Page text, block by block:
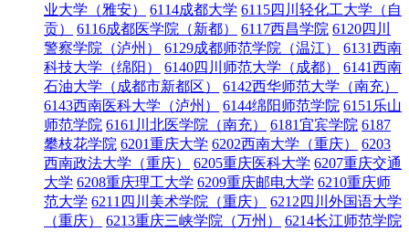
业大学（雅安）
6114成都大学 6115四川轻化工大学（自
贡）
6116成都医学院（新都） 6117西昌学院 6120四川
警察学院（泸州）
6129成都师范学院（温江）
6131西南
科技大学（绵阳）
6140四川师范大学（成都）
6141西南
石油大学（成都市新都区）
6142西华师范大学（南充）
6143西南医科大学（泸州）
6144绵阳师范学院 6151乐山
师范学院 6161川北医学院（南充） 6181宜宾学院 6187
攀枝花学院 6201重庆大学 6202西南大学（重庆）
6203
西南政法大学（重庆）
6205重庆医科大学 6207重庆交通
大学 6208重庆理工大学 6209重庆邮电大学 6210重庆师
范大学 6211四川美术学院（重庆）
6212四川外国语大学
（重庆）
6213重庆三峡学院（万州）
6214长江师范学院